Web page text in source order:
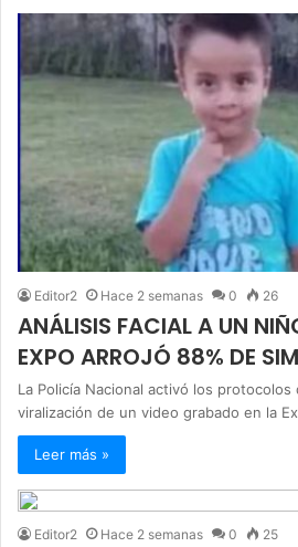
Editor2 Hace 2 semanas 0 26
ANÁLISIS FACIAL A UN
EXPO ARROJÓ 88% DE
La Policía Nacional activó los
viralización de un video grabado en la
Leer más »
Editor2 Hace 2 semanas 0 25